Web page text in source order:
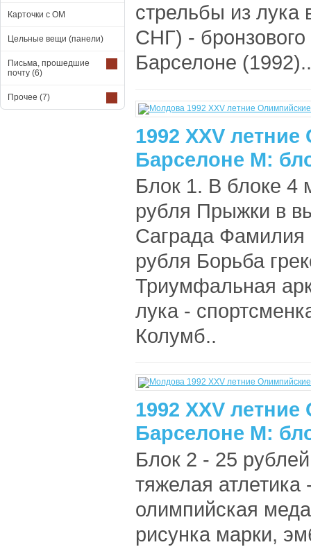
Карточки с ОМ
Цельные вещи (панели)
Письма, прошедшие
почту (6)
Прочее (7)
стрельбы из лука
СНГ) -
Барселоне (1992)..
1992 XXV
Барселоне М:
Блок 1. В блоке 4
рубля Прыжки в
Саграда Фамилия
рубля Борьба
Триумфальная
лука -
Колумб..
1992 XXV
Барселоне М:
Блок 2 - 25
тяжелая
олимпийская
рисунка марки,